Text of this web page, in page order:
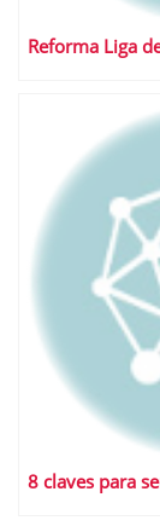
Reforma Liga
8 claves para